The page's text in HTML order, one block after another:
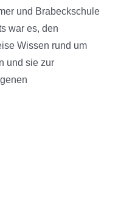
und Brabeckschule
war es, den
Wissen rund um
und sie zur